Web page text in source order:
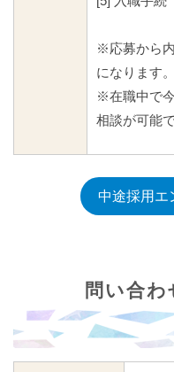
※応募から
になります。
※在職中で
相談が可能で
中途採用エ
問い合わ